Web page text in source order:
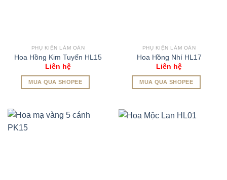
PHỤ KIỆN LÀM OẢN
Hoa Hồng Kim Tuyến HL15
Liên hệ
MUA QUA SHOPEE
PHỤ KIỆN LÀM OẢN
Hoa Hồng Nhí HL17
Liên hệ
MUA QUA SHOPEE